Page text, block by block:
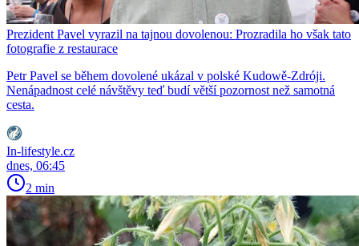
Prezident Pavel vyrazil na tajnou dovolenou: Prozradila ho však tato
fotografie z restaurace
Petr Pavel se během dovolené ukázal v polské Kudowě-Zdróji.
Nenápadnost celé návštěvy teď budí větší pozornost než samotná
cesta.
In-lifestyle.cz
dnes, 06:45
2 min